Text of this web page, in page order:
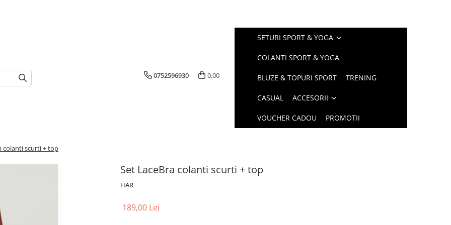
0752596930 0,00
SETURI SPORT & YOGA
COLANTI SPORT & YOGA
BLUZE & TOPURI SPORT TRENING
CASUAL ACCESORII
VOUCHER CADOU PROMOTII
colanti scurti + top
Set LaceBra colanti scurti + top
HAR
189,00 Lei